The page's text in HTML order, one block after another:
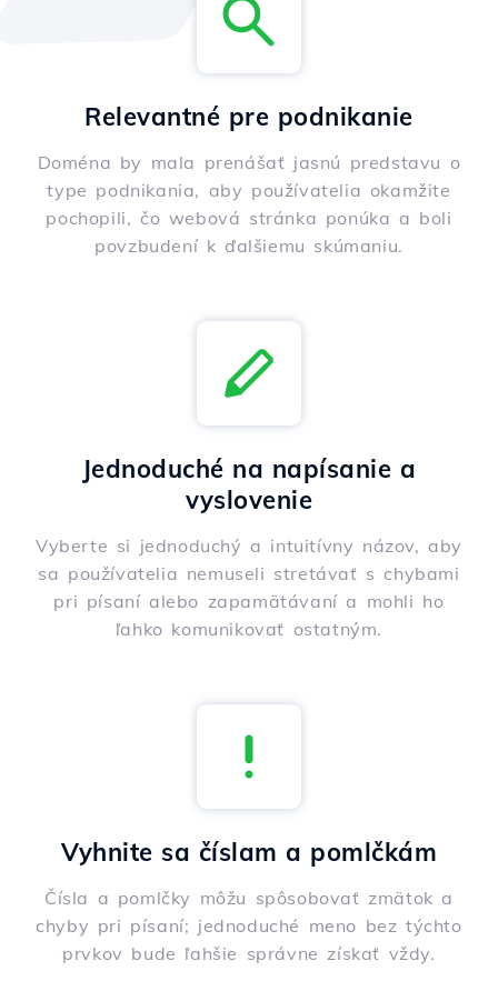
Relevantné pre podnikanie
Doména by mala prenášať jasnú predstavu o
type podnikania, aby používatelia okamžite
pochopili, čo webová stránka ponúka a boli
povzbudení k ďalšiemu skúmaniu.
Jednoduché na napísanie a
vyslovenie
Vyberte si jednoduchý a intuitívny názov, aby
sa používatelia nemuseli stretávať s chybami
pri písaní alebo zapamätávaní a mohli ho
ľahko komunikovať ostatným.
Vyhnite sa číslam a pomlčkám
Čísla a pomlčky môžu spôsobovať zmätok a
chyby pri písaní; jednoduché meno bez týchto
prvkov bude ľahšie správne získať vždy.